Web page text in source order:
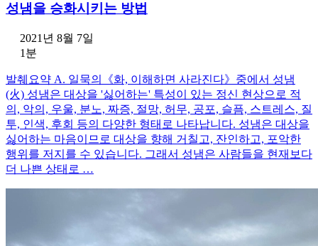
성냄을 승화시키는 방법
2021년 8월 7일
1분
발췌요약 A. 일묵의《화, 이해하면 사라진다》중에서 성냄
(火) 성냄은 대상을 '싫어하는' 특성이 있는 정신 현상으로 적
의, 악의, 우울, 분노, 짜증, 절망, 허무, 공포, 슬픔, 스트레스, 질
투, 인색, 후회 등의 다양한 형태로 나타납니다. 성냄은 대상을
싫어하는 마음이므로 대상을 향해 거칠고, 잔인하고, 포악한
행위를 저지를 수 있습니다. 그래서 성냄은 사람들을 현재보다
더 나쁜 상태로 …